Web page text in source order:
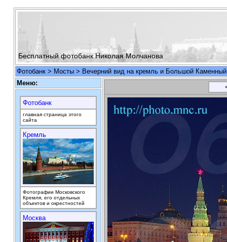
Бесплатный фотобанк Николая Молчанова
Фотобанк > Мосты > Вечерний вид на кремль и Большой
Меню:
Фотобанк
главная страница этого
сайта
Кремль
Фотографии Московского
Кремля, его отдельных
объектов и окрестностей
Москва